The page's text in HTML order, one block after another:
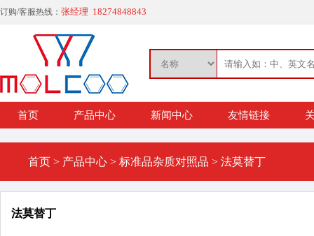
订购/客服热线： 张经理 18274848843
首页 产品中心 新闻中心 友情链接
首页 > 产品中心 > 标准品杂质对照品 > 法莫替丁
法莫替丁